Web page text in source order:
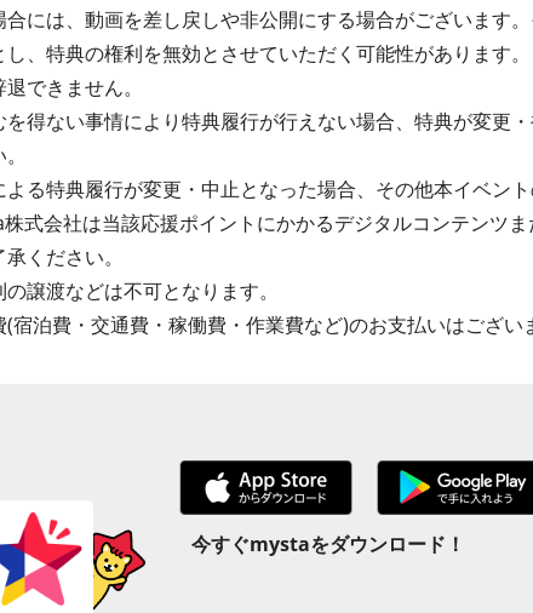
には、動画を差し戻しや非公開にする場合がございます
、特典の権利を無効とさせていただく可能性があります。
できません。
得ない事情により特典履行が行えない場合、特典が変更
る特典履行が変更・中止となった場合、その他本イベン
式会社は当該応援ポイントにかかるデジタルコンテンツ
ください。
譲渡などは不可となります。
泊費・交通費・稼働費・作業費など)のお支払いはござい
今すぐmystaをダウンロード！